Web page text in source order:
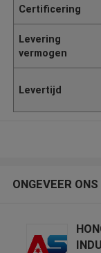
Certificering
Levering
vermogen
Levertijd
ONGEVEER ONS